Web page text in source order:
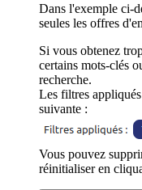
Dans l'exemple ci-
seules les offres
Si vous obtenez
certains mots-clés
recherche.
Les filtres
suivante :
Vous pouvez
réinitialiser en